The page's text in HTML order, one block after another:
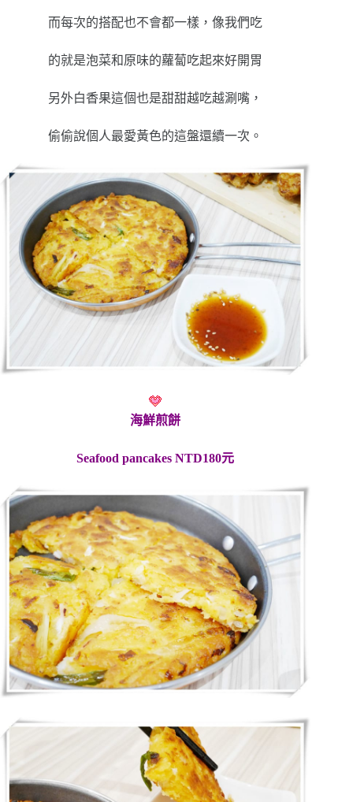
而每次的搭配也不會都一樣，像我們吃
的就是泡菜和原味的蘿蔔吃起來好開胃
另外白香果這個也是甜甜越吃越涮嘴，
偷偷說個人最愛黃色的這盤還續一次。
海鮮煎餅
Seafood pancakes NTD180元